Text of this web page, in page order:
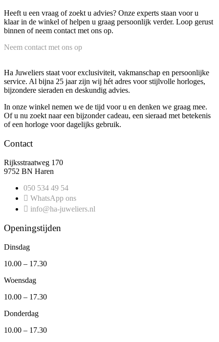
Heeft u een vraag of zoekt u advies? Onze experts staan voor u
klaar in de winkel of helpen u graag persoonlijk verder. Loop gerust
binnen of neem contact met ons op.
Neem contact met ons op
Ha Juweliers staat voor exclusiviteit, vakmanschap en persoonlijke
service. Al bijna 25 jaar zijn wij hét adres voor stijlvolle horloges,
bijzondere sieraden en deskundig advies.
In onze winkel nemen we de tijd voor u en denken we graag mee.
Of u nu zoekt naar een bijzonder cadeau, een sieraad met betekenis
of een horloge voor dagelijks gebruik.
Contact
Rijksstraatweg 170
9752 BN Haren
050 534 49 54
WhatsApp ons
info@ha-juweliers.nl
Openingstijden
Dinsdag
10.00 – 17.30
Woensdag
10.00 – 17.30
Donderdag
10.00 – 17.30